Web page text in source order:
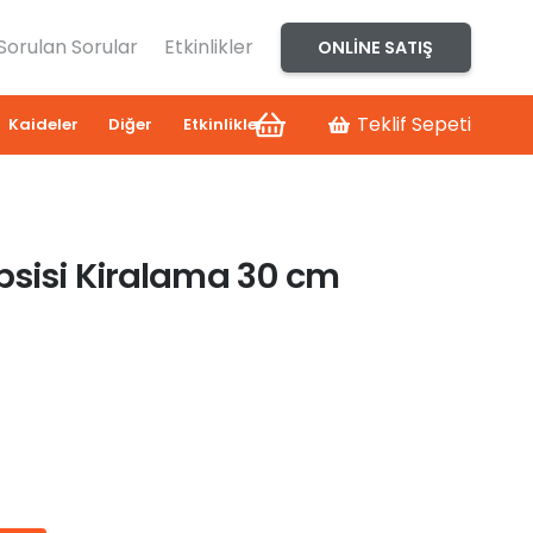
Sorular Etkinlikler ONLINE SATIŞ
Kaideler Diğer Etkinlikler Teklif Sepeti
Kiralama 30 cm